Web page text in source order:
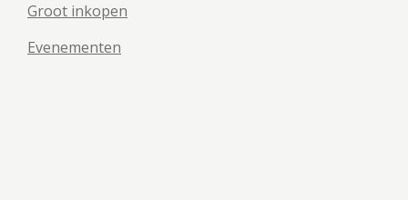
Groot inkopen
Evenementen